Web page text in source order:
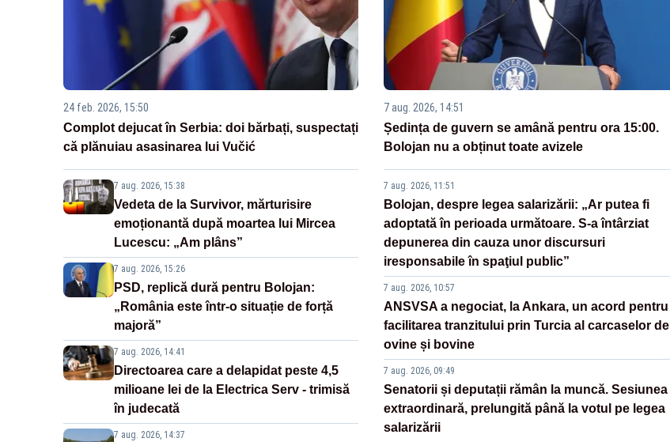
24 feb. 2026, 15:50
Complot dejucat în Serbia: doi bărbați, suspectați
că plănuiau asasinarea lui Vučić
7 aug. 2026, 15:38
Vedeta de la Survivor, mărturisire
emoționantă după moartea lui Mircea
Lucescu: „Am plâns”
7 aug. 2026, 15:26
PSD, replică dură pentru Bolojan:
„România este într-o situație de forță
majoră”
7 aug. 2026, 14:41
Directoarea care a delapidat peste 4,5
milioane lei de la Electrica Serv - trimisă
în judecată
7 aug. 2026, 14:37
7 aug. 2026, 14:51
Ședința de guvern se amână pentru ora 15:00.
Bolojan nu a obținut toate avizele
7 aug. 2026, 11:51
Bolojan, despre legea salarizării: „Ar putea fi
adoptată în perioada următoare. S-a întârziat
depunerea din cauza unor discursuri
iresponsabile în spaţiul public”
7 aug. 2026, 10:57
ANSVSA a negociat, la Ankara, un acord pentru
facilitarea tranzitului prin Turcia al carcaselor de
ovine și bovine
7 aug. 2026, 09:49
Senatorii și deputații rămân la muncă. Sesiunea
extraordinară, prelungită până la votul pe legea
salarizării